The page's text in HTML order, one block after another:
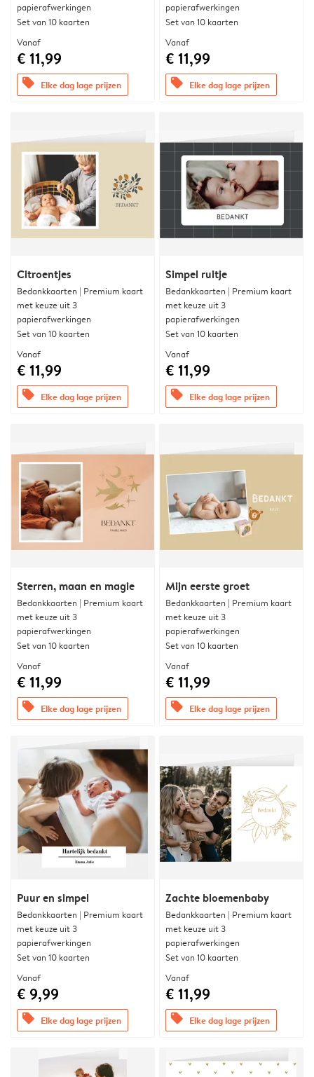
papierafwerkingen
Set van 10 kaarten
Vanaf
€ 11,99
offers Elke dag lage prijzen
papierafwerkingen
Set van 10 kaarten
Vanaf
€ 11,99
offers Elke dag lage prijzen
Citroentjes
Bedankkaarten | Premium kaart
met keuze uit 3
papierafwerkingen
Set van 10 kaarten
Vanaf
€ 11,99
offers Elke dag lage prijzen
Simpel ruitje
Bedankkaarten | Premium kaart
met keuze uit 3
papierafwerkingen
Set van 10 kaarten
Vanaf
€ 11,99
offers Elke dag lage prijzen
Sterren, maan en magie
Bedankkaarten | Premium kaart
met keuze uit 3
papierafwerkingen
Set van 10 kaarten
Vanaf
€ 11,99
offers Elke dag lage prijzen
Mijn eerste groet
Bedankkaarten | Premium kaart
met keuze uit 3
papierafwerkingen
Set van 10 kaarten
Vanaf
€ 11,99
offers Elke dag lage prijzen
Puur en simpel
Bedankkaarten | Premium kaart
met keuze uit 3
papierafwerkingen
Set van 10 kaarten
Vanaf
€ 9,99
offers Elke dag lage prijzen
Zachte bloemenbaby
Bedankkaarten | Premium kaart
met keuze uit 3
papierafwerkingen
Set van 10 kaarten
Vanaf
€ 11,99
offers Elke dag lage prijzen